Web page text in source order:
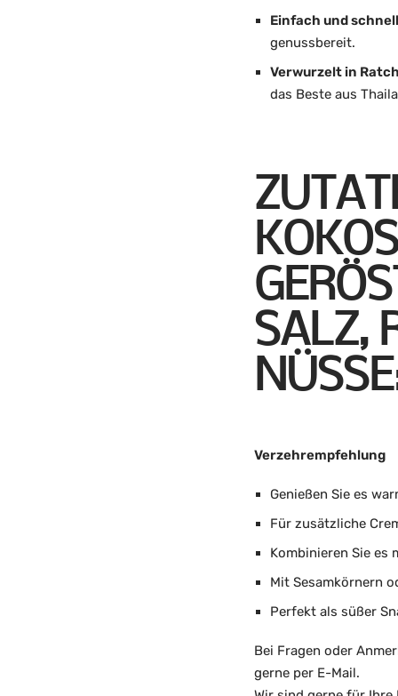
Einfach und
genussbereit.
Verwurzelt in
das Beste aus
ALZ,
ÜSSE:
Verzehrempfehlung
Genießen Sie es
Für zusätzliche
Kombinieren Sie es
Mit Sesamkörnern
Perfekt als süßer
Bei Fragen oder
gerne per E-Mail.